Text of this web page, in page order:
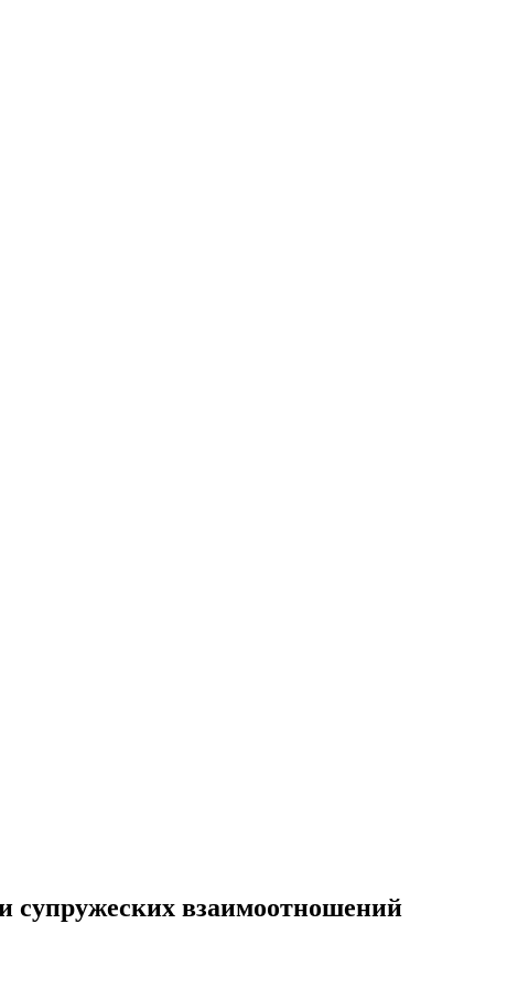
супружеских взаимоотношений